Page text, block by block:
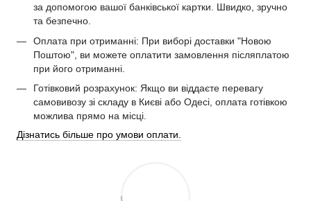
за допомогою вашої банківської картки. Швидко, зручно
та безпечно.
Оплата при отриманні: При виборі доставки "Новою
Поштою", ви можете оплатити замовлення післяплатою
при його отриманні.
Готівковий розрахунок: Якщо ви віддаєте перевагу
самовивозу зі складу в Києві або Одесі, оплата готівкою
можлива прямо на місці.
Дізнатись більше про умови оплати.